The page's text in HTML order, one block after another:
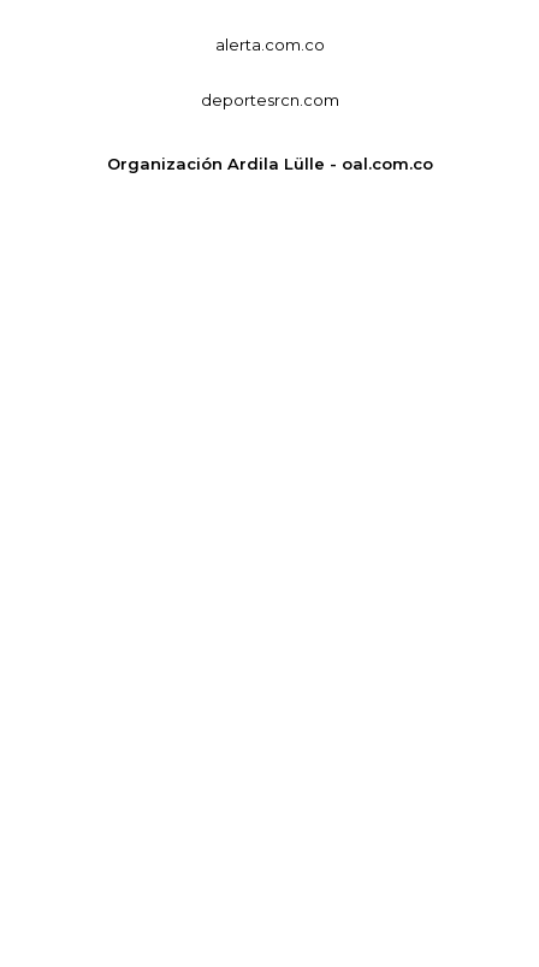
alerta.com.co
deportesrcn.com
Organización Ardila Lülle - oal.com.co